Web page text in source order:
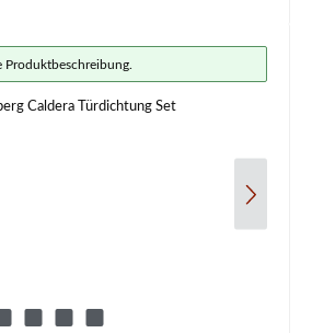
Produktbeschreibung.